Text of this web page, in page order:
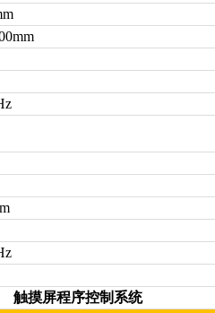
触摸屏程序控制系统